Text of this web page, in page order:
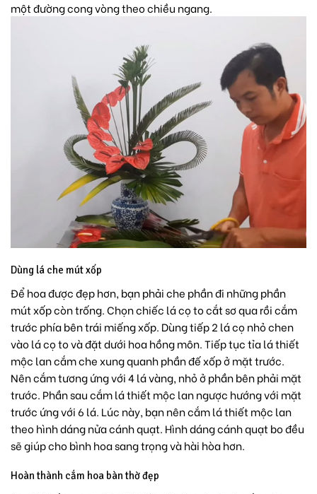
một đường cong vòng theo chiều ngang.
Dùng lá che mút xốp
Để hoa được đẹp hơn, bạn phải che phần đi những phần
mút xốp còn trống. Chọn chiếc lá cọ to cắt sơ qua rồi cắm
trước phía bên trái miếng xốp. Dùng tiếp 2 lá cọ nhỏ chen
vào lá cọ to và đặt dưới hoa hồng môn. Tiếp tục tỉa lá thiết
mộc lan cắm che xung quanh phần đế xốp ở mặt trước.
Nên cắm tương ứng với 4 lá vàng, nhỏ ở phần bên phải mặt
trước. Phần sau cắm lá thiết mộc lan ngược hướng với mặt
trước ứng với 6 lá. Lúc này, bạn nên cắm lá thiết mộc lan
theo hình dáng nửa cánh quạt. Hình dáng cánh quạt bo đều
sẽ giúp cho bình hoa sang trọng và hài hòa hơn.
Hoàn thành cắm hoa bàn thờ đẹp